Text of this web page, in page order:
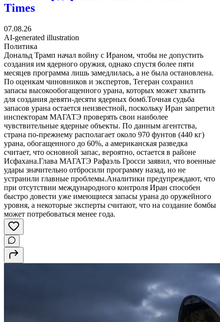
Times
07.08.26
AI-generated illustration
Политика
Дональд Трамп начал войну с Ираном, чтобы не допустить
создания им ядерного оружия, однако спустя более пяти
месяцев программа лишь замедлилась, а не была остановлена.
По оценкам чиновников и экспертов, Тегеран сохранил
запасы высокообогащенного урана, которых может хватить
для создания девяти-десяти ядерных бомб.Точная судьба
запасов урана остается неизвестной, поскольку Иран запретил
инспекторам МАГАТЭ проверять свои наиболее
чувствительные ядерные объекты. По данным агентства,
страна по-прежнему располагает около 970 фунтов (440 кг)
урана, обогащенного до 60%, а американская разведка
считает, что основной запас, вероятно, остается в районе
Исфахана.Глава МАГАТЭ Рафаэль Гросси заявил, что военные
удары значительно отбросили программу назад, но не
устранили главные проблемы.Аналитики предупреждают, что
при отсутствии международного контроля Иран способен
быстро довести уже имеющиеся запасы урана до оружейного
уровня, а некоторые эксперты считают, что на создание бомбы
может потребоваться менее года.